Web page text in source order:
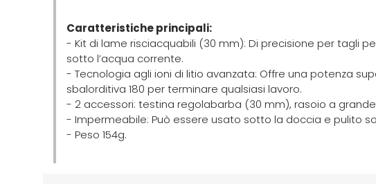
Caratteristiche principali:
- Kit di lame risciacquabili (30 mm): Di precisione per tagli
sotto l’acqua corrente.
- Tecnologia agli ioni di litio avanzata: Offre una potenza
sbalorditiva 180 per terminare qualsiasi lavoro.
- 2 accessori: testina regolabarba (30 mm), rasoio a
- Impermeabile: Può essere usato sotto la doccia e pulito
- Peso 154g.